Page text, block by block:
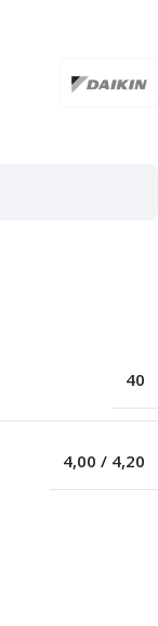
40
4,00 / 4,20